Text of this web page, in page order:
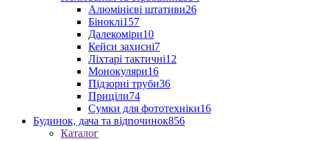
Алюмінієві штативи26
Біноклі157
Далекоміри10
Кейси захисні7
Ліхтарі тактичні12
Монокуляри16
Підзорні труби36
Приціли74
Сумки для фототехніки16
Будинок, дача та відпочинок856
Каталог